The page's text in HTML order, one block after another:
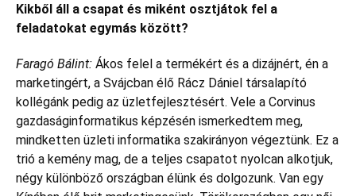
Kikből áll a csapat és miként osztjátok fel a
feladatokat egymás között?
Faragó Bálint: Ákos felel a termékért és a dizájnért, én a
marketingért, a Svájcban élő Rácz Dániel társalapító
kollégánk pedig az üzletfejlesztésért. Vele a Corvinus
gazdaságinformatikus képzésén ismerkedtem meg,
mindketten üzleti informatika szakirányon végeztünk. Ez a
trió a kemény mag, de a teljes csapatot nyolcan alkotjuk,
négy különböző országban élünk és dolgozunk. Van egy